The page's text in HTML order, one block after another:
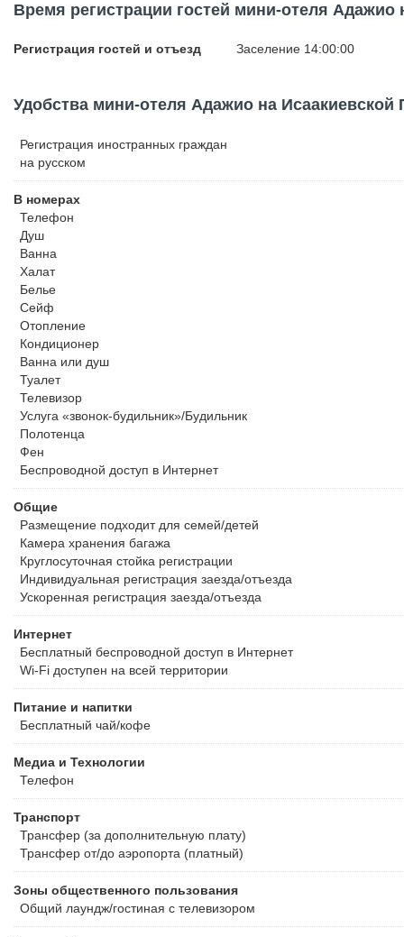
концертные залы, заказ экскурсий по городу, прачечная и
Исаакиевского собора, в 600 метрах от здания Адмиралтейства
общедоступных местах внутри самого отеля категорически
тарифа. Российским гражданам при заезде обязательно нужно
Если для въезда в страну вам требуется виза, ваш отель в
необходимые документы для ее получения. За более
контактная информация указана в подтверждении
дополнительная плата, даже в случае последующей отмены
осуществляются исключительно между вами и отелем. Плата
ночь. Количество дополнительных кроватей зависит от
информацией о вместимости выбранного номера.
Время регистрации гостей мини-отеля
Регистрация гостей и отъезд Заселение 14:00:00
Удобства мини-отеля Адажио на Исаакиевской
Регистрация иностранных граждан
на русском
В номерах
Телефон
Душ
Ванна
Халат
Белье
Сейф
Отопление
Кондиционер
Ванна или душ
Туалет
Телевизор
Услуга «звонок-будильник»/Будильник
Полотенца
Фен
Беспроводной доступ в Интернет
Общие
Размещение подходит для семей/детей
Камера хранения багажа
Круглосуточная стойка регистрации
Индивидуальная регистрация заезда/отъезда
Ускоренная регистрация заезда/отъезда
Интернет
Бесплатный беспроводной доступ в Интернет
Wi-Fi доступен на всей территории
Питание и напитки
Бесплатный чай/кофе
Медиа и Технологии
Телефон
Транспорт
Трансфер (за дополнительную плату)
Трансфер от/до аэропорта (платный)
Зоны общественного пользования
Общий лаундж/гостиная с телевизором